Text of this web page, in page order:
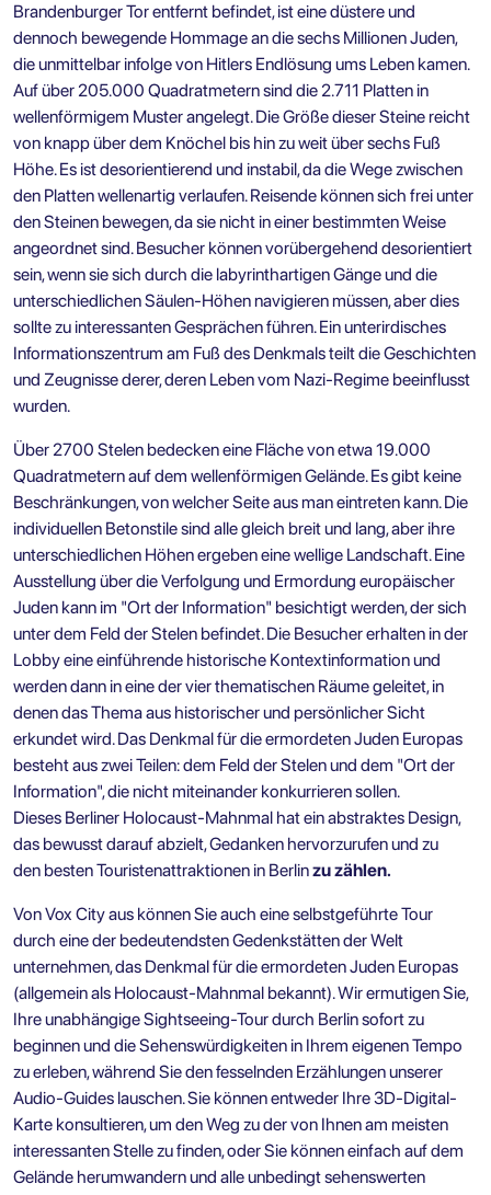
Brandenburger Tor entfernt befindet, ist eine düstere und
dennoch bewegende Hommage an die sechs Millionen Juden,
die unmittelbar infolge von Hitlers Endlösung ums Leben kamen.
Auf über 205.000 Quadratmetern sind die 2.711 Platten in
wellenförmigem Muster angelegt. Die Größe dieser Steine reicht
von knapp über dem Knöchel bis hin zu weit über sechs Fuß
Höhe. Es ist desorientierend und instabil, da die Wege zwischen
den Platten wellenartig verlaufen. Reisende können sich frei unter
den Steinen bewegen, da sie nicht in einer bestimmten Weise
angeordnet sind. Besucher können vorübergehend desorientiert
sein, wenn sie sich durch die labyrinthartigen Gänge und die
unterschiedlichen Säulen-Höhen navigieren müssen, aber dies
sollte zu interessanten Gesprächen führen. Ein unterirdisches
Informationszentrum am Fuß des Denkmals teilt die Geschichten
und Zeugnisse derer, deren Leben vom Nazi-Regime beeinflusst
wurden.
Über 2700 Stelen bedecken eine Fläche von etwa 19.000
Quadratmetern auf dem wellenförmigen Gelände. Es gibt keine
Beschränkungen, von welcher Seite aus man eintreten kann. Die
individuellen Betonstile sind alle gleich breit und lang, aber ihre
unterschiedlichen Höhen ergeben eine wellige Landschaft. Eine
Ausstellung über die Verfolgung und Ermordung europäischer
Juden kann im "Ort der Information" besichtigt werden, der sich
unter dem Feld der Stelen befindet. Die Besucher erhalten in der
Lobby eine einführende historische Kontextinformation und
werden dann in eine der vier thematischen Räume geleitet, in
denen das Thema aus historischer und persönlicher Sicht
erkundet wird. Das Denkmal für die ermordeten Juden Europas
besteht aus zwei Teilen: dem Feld der Stelen und dem "Ort der
Information", die nicht miteinander konkurrieren sollen.
Dieses Berliner Holocaust-Mahnmal hat ein abstraktes Design,
das bewusst darauf abzielt, Gedanken hervorzurufen und zu
den besten Touristenattraktionen in Berlinzu zählen.
Von Vox City aus können Sie auch eineselbstgeführte Tour
durch eine der bedeutendsten Gedenkstätten der Welt
unternehmen, das Denkmal für die ermordeten Juden Europas
(allgemein als Holocaust-Mahnmal bekannt). Wir ermutigen Sie,
Ihre unabhängigeSightseeing-Tour durch Berlinsofort zu
beginnen und die Sehenswürdigkeiten in Ihrem eigenen Tempo
zu erleben, während Sie den fesselnden Erzählungen unserer
Audio-Guides lauschen. Sie können entweder Ihre 3D-Digital-
Karte konsultieren, um den Weg zu der von Ihnen am meisten
interessanten Stelle zu finden, oder Sie können einfach auf dem
Gelände herumwandern und alle unbedingt sehenswerten